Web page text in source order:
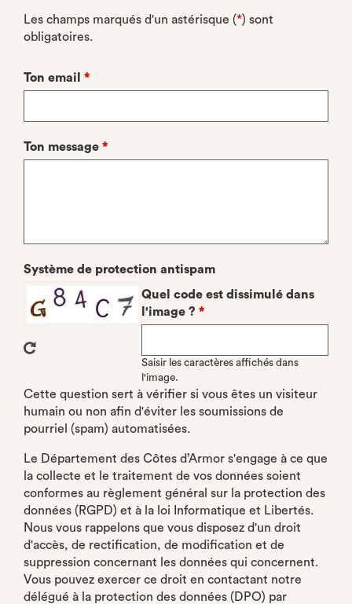
Les champs marqués d'un astérisque (*) sont
obligatoires.
Ton email *
Ton message *
Système de protection antispam
Quel code est dissimulé dans
l'image ? *
Saisir les caractères affichés dans
l'image.
Cette question sert à vérifier si vous êtes un visiteur
humain ou non afin d'éviter les soumissions de
pourriel (spam) automatisées.
Le Département des Côtes d’Armor s'engage à ce que
la collecte et le traitement de vos données soient
conformes au règlement général sur la protection des
données (RGPD) et à la loi Informatique et Libertés.
Nous vous rappelons que vous disposez d'un droit
d'accès, de rectification, de modification et de
suppression concernant les données qui concernent.
Vous pouvez exercer ce droit en contactant notre
délégué à la protection des données (DPO) par